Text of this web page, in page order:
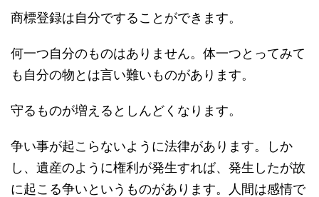
商標登録は自分ですることができます。
何一つ自分のものはありません。体一つとってみて
も自分の物とは言い難いものがあります。
守るものが増えるとしんどくなります。
争い事が起こらないように法律があります。しか
し、遺産のように権利が発生すれば、発生したが故
に起こる争いというものがあります。人間は感情で